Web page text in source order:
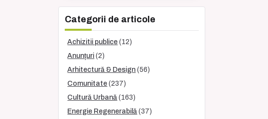
Categorii de articole
Achizitii publice (12)
Anunțuri (2)
Arhitectură & Design (56)
Comunitate (237)
Cultură Urbană (163)
Energie Regenerabilă (37)